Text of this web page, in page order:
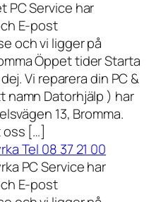
PC Service har
E-post
och vi ligger på
Öppet tider Starta
Vi reparera din PC &
namn Datorhjälp ) har
13, Bromma.
oss […]
Tel 08 37 21 00
PC Service har
E-post